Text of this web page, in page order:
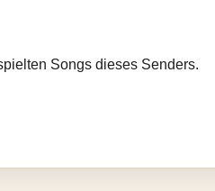
Songs dieses Senders.